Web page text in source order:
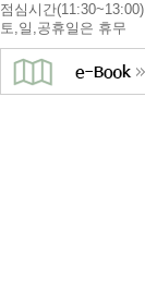
점심시간(11:30~13:00)
토,일,공휴일은 휴무